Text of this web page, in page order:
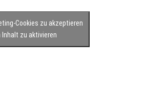
Cookies zu akzeptieren
Inhalt zu aktivieren